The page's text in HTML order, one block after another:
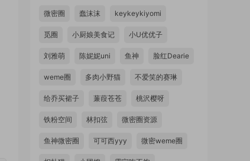
微密圈 蠢沫沫 keykeykiyomi
觅圈 小厨娘美食记 小U优优子
刘雅萌 陈妮妮uni 鱼神 脸红Dearie
weme圈 多肉小野猫 不爱笑的赛琳
给乔买裙子 蒹葭苍苍 桃沢樱呀
铁粉空间 林扣弦 微密圈资源
鱼神微密圈 可可西yyy 微密weme圈